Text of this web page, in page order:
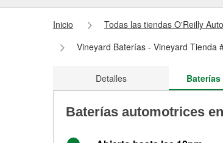
Inicio Todas las tiendas O'Reilly
Vineyard Baterías - Vineyard Tienda
Detalles
Baterías automotrices